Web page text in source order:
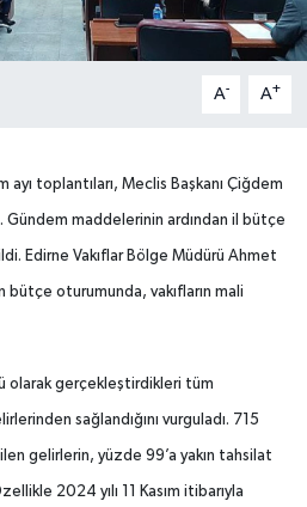
A- A+
ayı toplantıları, Meclis Başkanı Çiğdem
Gündem maddelerinin ardından il bütçe
Edirne Vakıflar Bölge Müdürü Ahmet
bütçe oturumunda, vakıfların mali
olarak gerçekleştirdikleri tüm
sağlandığını vurguladı. 715
gelirlerin, yüzde 99’a yakın tahsilat
2024 yılı 11 Kasım itibarıyla